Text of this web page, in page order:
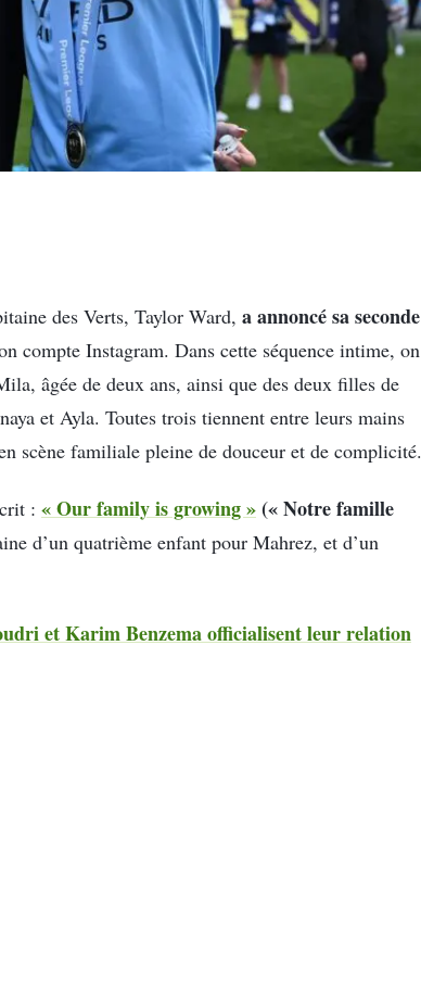
des Verts, Taylor Ward, a annoncé sa seconde
compte Instagram. Dans cette séquence intime, on
âgée de deux ans, ainsi que des deux filles de
et Ayla. Toutes trois tiennent entre leurs mains
scène familiale pleine de douceur et de complicité.
: « Our family is growing »(« Notre famille
d’un quatrième enfant pour Mahrez, et d’un
et Karim Benzema officialisent leur relation